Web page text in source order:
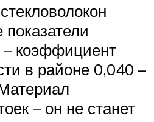
коэффициент
в районе 0,040 –
– он не станет